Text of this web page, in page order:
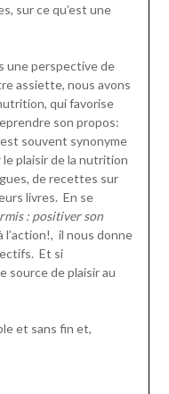
sur ce qu’est une
une perspective de
assiette, nous avons
qui favorise
son propos:
est souvent synonyme
le plaisir de la nutrition
de recettes sur
livres. En se
: positiver son
l’action!, il nous donne
Et si
source de plaisir au
et sans fin et,